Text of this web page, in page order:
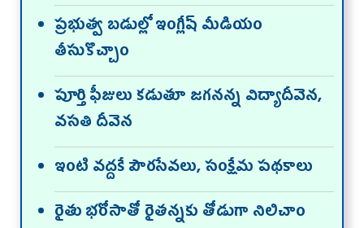
ప్రభుత్వ బడుల్లో ఇంగ్లీష్ మీడియం
తీసుకొచ్చాం
పూర్తి ఫీజులు కడుతూ జగనన్న విద్యాదీవెన,
వసతి దీవెన
ఇంటి వద్దకే పౌరసేవలు, సంక్షేమ పథకాలు
రైతు భరోసాతో రైతన్నకు తోడుగా నిలిచాం